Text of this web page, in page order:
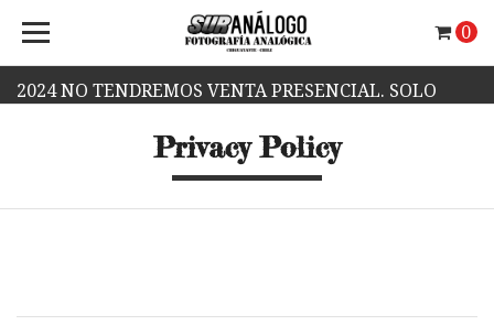
2024 NO TENDREMOS VENTA PRESENCIAL. SOLO
0
Privacy Policy